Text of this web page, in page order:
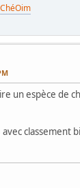
ChéOim
un espèce de
classement